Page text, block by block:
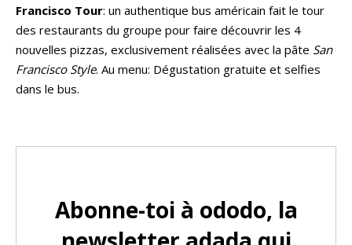
Francisco Tour: un authentique bus américain fait le tour
des restaurants du groupe pour faire découvrir les 4
nouvelles pizzas, exclusivement réalisées avec la pâte San
Francisco Style. Au menu: Dégustation gratuite et selfies
dans le bus.